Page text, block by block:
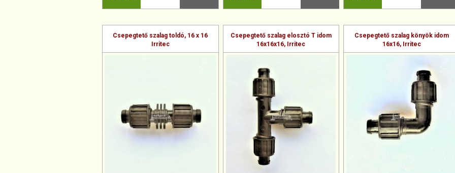
Csepegtető szalag toldó, 16 x 16
Irritec
Csepegtető szalag elosztó T idom
16x16x16, Irritec
Csepegtető szalag könyök idom
16x16, Irritec